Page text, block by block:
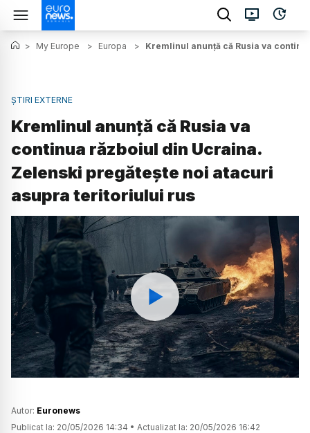
> My Europe > Europa > Kremlinul anunță că Rusia va
ȘTIRI EXTERNE
Kremlinul anunță că Rusia va
continua războiul din Ucraina.
Zelenski pregătește noi atacuri
asupra teritoriului rus
Watch
Autor: Euronews
Publicat la: 20/05/2026 14:34 • Actualizat la: 20/05/2026 16:42